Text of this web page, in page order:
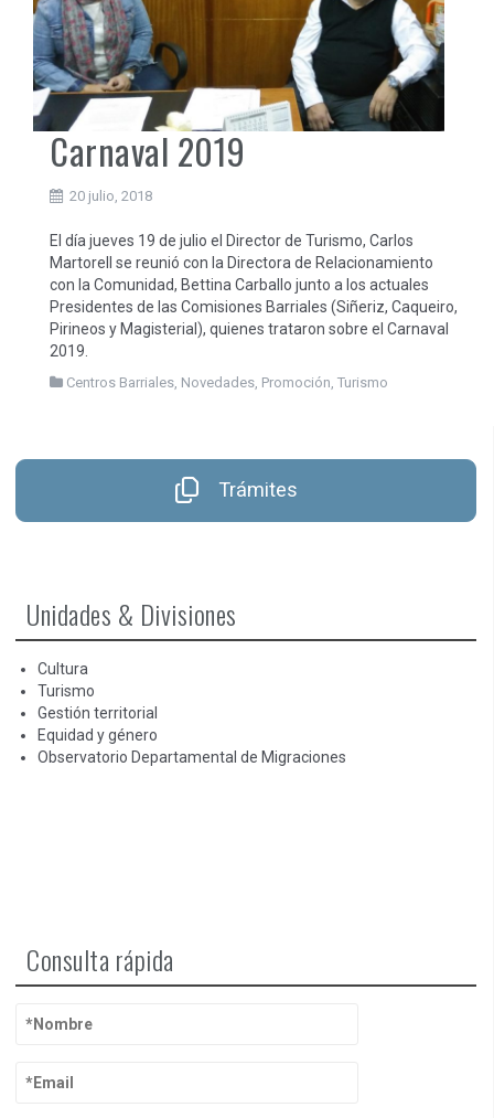
Carnaval 2019
20 julio, 2018
El día jueves 19 de julio el Director de Turismo, Carlos
Martorell se reunió con la Directora de Relacionamiento
con la Comunidad, Bettina Carballo junto a los actuales
Presidentes de las Comisiones Barriales (Siñeriz, Caqueiro,
Pirineos y Magisterial), quienes trataron sobre el Carnaval
2019.
Centros Barriales, Novedades, Promoción, Turismo
Trámites
Unidades & Divisiones
Cultura
Turismo
Gestión territorial
Equidad y género
Observatorio Departamental de Migraciones
Consulta rápida